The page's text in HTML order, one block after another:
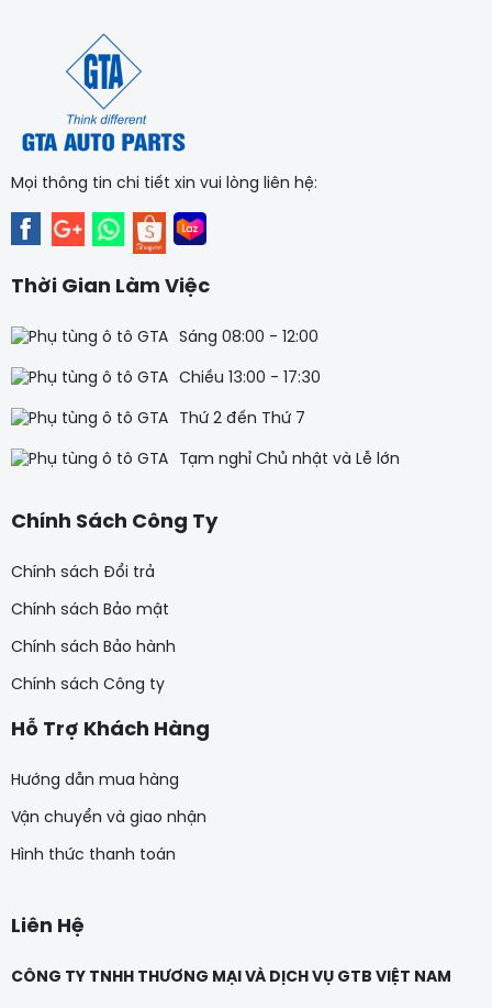
Mọi thông tin chi tiết xin vui lòng liên hệ:
Thời Gian Làm Việc
Sáng 08:00 - 12:00
Chiều 13:00 - 17:30
Thứ 2 đến Thứ 7
Tạm nghỉ Chủ nhật và Lễ lớn
Chính Sách Công Ty
Chính sách Đổi trả
Chính sách Bảo mật
Chính sách Bảo hành
Chính sách Công ty
Hỗ Trợ Khách Hàng
Hướng dẫn mua hàng
Vận chuyển và giao nhận
Hình thức thanh toán
Liên Hệ
CÔNG TY TNHH THƯƠNG MẠI VÀ DỊCH VỤ GTB VIỆT NAM